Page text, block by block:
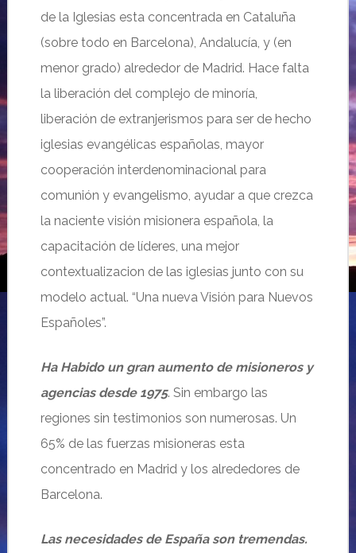
de la Iglesias esta concentrada en Cataluña
(sobre todo en Barcelona), Andalucía, y (en
menor grado) alrededor de Madrid. Hace falta
la liberación del complejo de minoría,
liberación de extranjerismos para ser de hecho
iglesias evangélicas españolas, mayor
cooperación interdenominacional para
comunión y evangelismo, ayudar a que crezca
la naciente visión misionera española, la
capacitación de líderes, una mejor
contextualizacion de las iglesias junto con su
modelo actual. “Una nueva Visión para Nuevos
Españoles”.
Ha Habido un gran aumento de misioneros y
agencias desde 1975. Sin embargo las
regiones sin testimonios son numerosas. Un
65% de las fuerzas misioneras esta
concentrado en Madrid y los alrededores de
Barcelona.
Las necesidades de España son tremendas.